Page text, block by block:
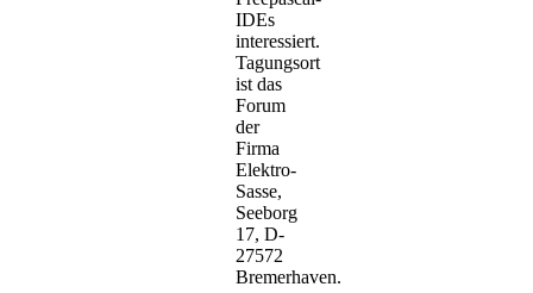
IDEs
interessiert.
Tagungsort
ist das
Forum
der
Firma
Elektro-
Sasse,
Seeborg
17, D-
27572
Bremerhaven.